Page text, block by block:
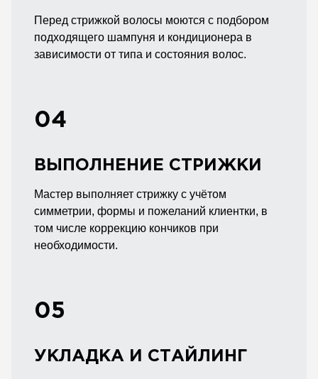
Перед стрижкой волосы моются с подбором
подходящего шампуня и кондиционера в
зависимости от типа и состояния волос.
04
ВЫПОЛНЕНИЕ СТРИЖКИ
Мастер выполняет стрижку с учётом
симметрии, формы и пожеланий клиентки, в
том числе коррекцию кончиков при
необходимости.
05
УКЛАДКА И СТАЙЛИНГ